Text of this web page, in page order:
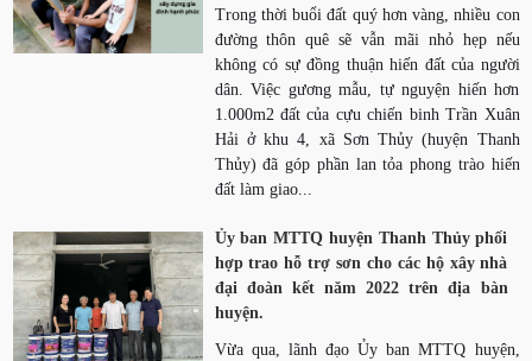
Trong thời buổi đất quý hơn vàng, nhiều con
đường thôn quê sẽ vẫn mãi nhỏ hẹp nếu
không có sự đồng thuận hiến đất của người
dân. Việc gương mẫu, tự nguyện hiến hơn
1.000m2 đất của cựu chiến binh Trần Xuân
Hải ở khu 4, xã Sơn Thủy (huyện Thanh
Thủy) đã góp phần lan tỏa phong trào hiến
đất làm giao...
Ủy ban MTTQ huyện Thanh Thủy phối
hợp trao hỗ trợ sơn cho các hộ xây nhà
đại đoàn kết năm 2022 trên địa bàn
huyện.
Vừa qua, lãnh đạo Ủy ban MTTQ huyện,